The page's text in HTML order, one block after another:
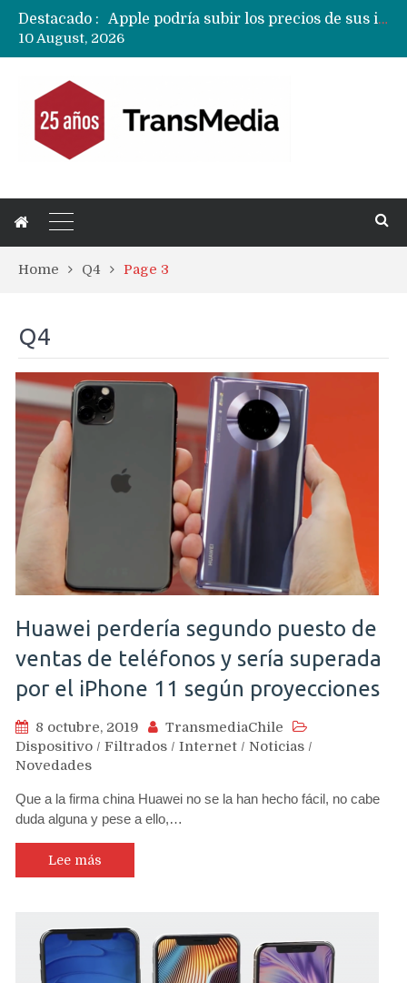
Destacado :
Apple podría subir los precios de sus iPhone 17 a nivel mundial este lunes
TSMC tiene US$ 1.000 millones en chips A20 para los iPhones 18 Pro a la espera de la memoria DRAM
10 August, 2026
Home Q4 Page 3
Q4
Huawei perdería segundo puesto de
ventas de teléfonos y sería superada
por el iPhone 11 según proyecciones
8 octubre, 2019
TransmediaChile
Dispositivo / Filtrados / Internet / Noticias /
Novedades
Que a la firma china Huawei no se la han hecho fácil, no cabe
duda alguna y pese a ello,…
Lee más